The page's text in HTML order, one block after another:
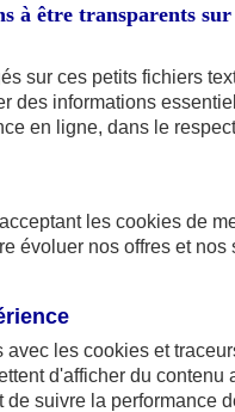
à être transparents
sur ces petits fichiers
des informations
en ligne, dans le
les cookies de
évoluer nos offres et nos
avec les cookies et
d'afficher du contenu
suivre la performance